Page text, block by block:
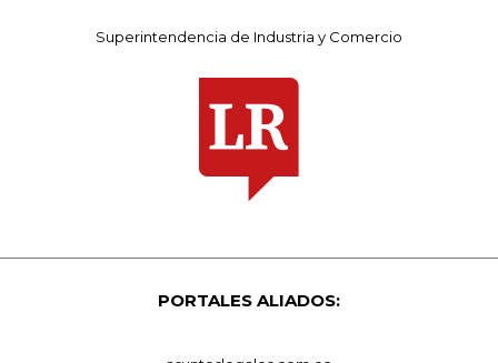
Superintendencia de Industria y Comercio
PORTALES ALIADOS: